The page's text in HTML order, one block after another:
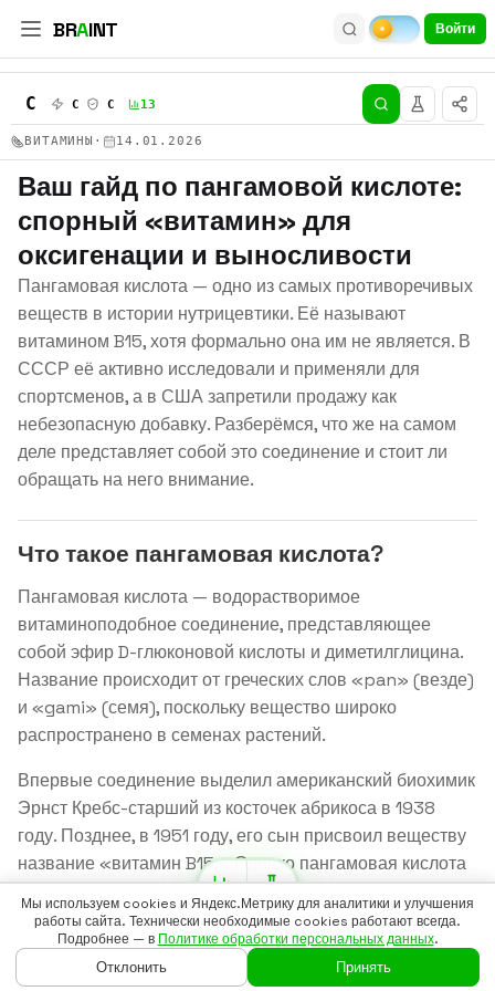
BRAINT Войти
C C C 13
ВИТАМИНЫ · 14.01.2026
Ваш гайд по пангамовой кислоте:
спорный «витамин» для
оксигенации и выносливости
Пангамовая кислота — одно из самых противоречивых
веществ в истории нутрицевтики. Её называют
витамином B15, хотя формально она им не является. В
СССР её активно исследовали и применяли для
спортсменов, а в США запретили продажу как
небезопасную добавку. Разберёмся, что же на самом
деле представляет собой это соединение и стоит ли
обращать на него внимание.
Что такое пангамовая кислота?
Пангамовая кислота — водорастворимое
витаминоподобное соединение, представляющее
собой эфир D-глюконовой кислоты и диметилглицина.
Название происходит от греческих слов «pan» (везде)
и «gami» (семя), поскольку вещество широко
распространено в семенах растений.
Впервые соединение выделил американский биохимик
Эрнст Кребс-старший из косточек абрикоса в 1938
году. Позднее, в 1951 году, его сын присвоил веществу
название «витамин B15». Однако пангамовая кислота
не соответствует строгому определению витамина: не
установлено состояние дефицита, не доказана
незаменимость для организма.
Мы используем cookies и Яндекс.Метрику для аналитики и улучшения
работы сайта. Технически необходимые cookies работают всегда.
Подробнее — в Политике обработки персональных данных.
Отклонить Принять
ГЛАВНАЯ ГАЙДЫ БАДСКАН